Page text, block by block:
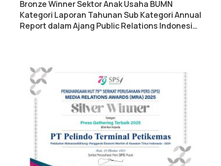
Bronze Winner Sektor Anak Usaha BUMN
Kategori Laporan Tahunan Sub Kategori Annual
Report dalam Ajang Public Relations Indonesia